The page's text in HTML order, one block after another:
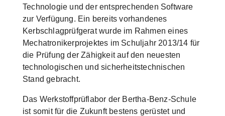
Technologie und der entsprechenden Software
zur Verfügung. Ein bereits vorhandenes
Kerbschlagprüfgerat wurde im Rahmen eines
Mechatronikerprojektes im Schuljahr 2013/14 für
die Prüfung der Zähigkeit auf den neuesten
technologischen und sicherheitstechnischen
Stand gebracht.
Das Werkstoffprüflabor der Bertha-Benz-Schule
ist somit für die Zukunft bestens gerüstet und